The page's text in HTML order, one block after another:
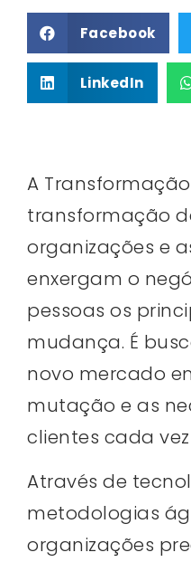
Facebook
LinkedIn
A
transformação
organizações e
enxergam o
pessoas os
mudança. É
novo mercado
mutação e as
clientes cada
Através de
metodologias
organizações